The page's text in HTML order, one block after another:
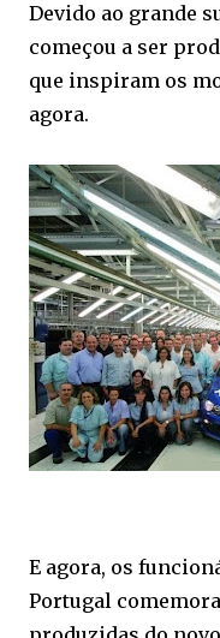
Devido ao grande
começou a ser
que inspiram os
agora.
E agora, os
Portugal